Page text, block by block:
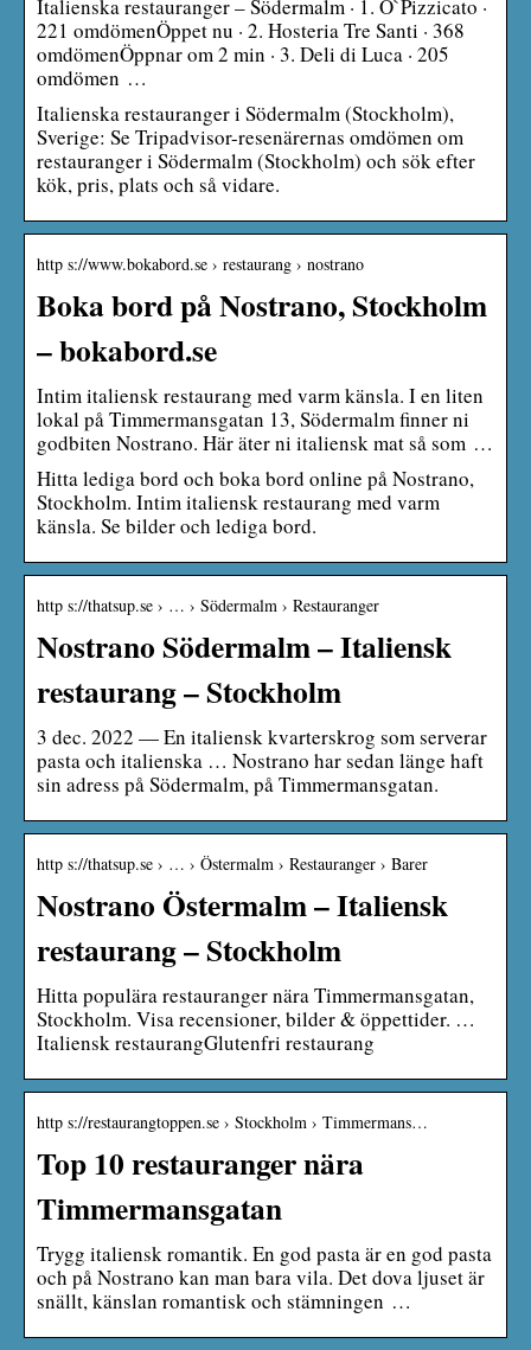
Italienska restauranger – Södermalm · 1. O`Pizzicato ·
221 omdömenÖppet nu · 2. Hosteria Tre Santi · 368
omdömenÖppnar om 2 min · 3. Deli di Luca · 205
omdömen …
Italienska restauranger i Södermalm (Stockholm),
Sverige: Se Tripadvisor-resenärernas omdömen om
restauranger i Södermalm (Stockholm) och sök efter
kök, pris, plats och så vidare.
http s://www.bokabord.se › restaurang › nostrano
Boka bord på Nostrano, Stockholm
– bokabord.se
Intim italiensk restaurang med varm känsla. I en liten
lokal på Timmermansgatan 13, Södermalm finner ni
godbiten Nostrano. Här äter ni italiensk mat så som …
Hitta lediga bord och boka bord online på Nostrano,
Stockholm. Intim italiensk restaurang med varm
känsla. Se bilder och lediga bord.
http s://thatsup.se › … › Södermalm › Restauranger
Nostrano Södermalm – Italiensk
restaurang – Stockholm
3 dec. 2022 — En italiensk kvarterskrog som serverar
pasta och italienska … Nostrano har sedan länge haft
sin adress på Södermalm, på Timmermansgatan.
http s://thatsup.se › … › Östermalm › Restauranger › Barer
Nostrano Östermalm – Italiensk
restaurang – Stockholm
Hitta populära restauranger nära Timmermansgatan,
Stockholm. Visa recensioner, bilder & öppettider. …
Italiensk restaurangGlutenfri restaurang
http s://restaurangtoppen.se › Stockholm › Timmermans…
Top 10 restauranger nära
Timmermansgatan
Trygg italiensk romantik. En god pasta är en god pasta
och på Nostrano kan man bara vila. Det dova ljuset är
snällt, känslan romantisk och stämningen …